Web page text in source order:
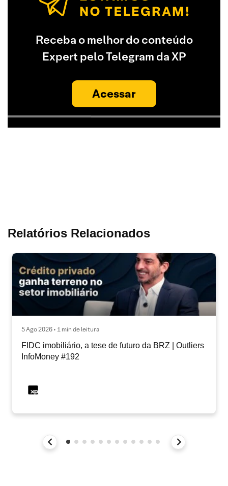
Receba o melhor do conteúdo
Expert pelo Telegram da XP
Acessar
Relatórios Relacionados
5 Ago 2026 • 1 min de leitura
FIDC imobiliário, a tese de futuro da BRZ | Outliers
InfoMoney #192